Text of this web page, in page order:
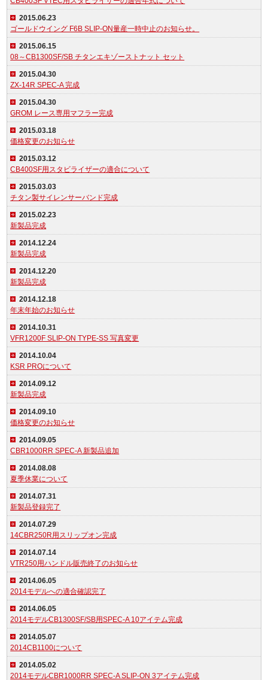
2015.06.23
ゴールドウイング F6B SLIP-ON量産一時中止のお知らせ。
2015.06.15
08～CB1300SF/SB チタンエキゾーストナット セット
2015.04.30
ZX-14R SPEC-A 完成
2015.04.30
GROM レース専用マフラー完成
2015.03.18
価格変更のお知らせ
2015.03.12
CB400SF用スタビライザーの適合について
2015.03.03
チタン製サイレンサーバンド完成
2015.02.23
新製品完成
2014.12.24
新製品完成
2014.12.20
新製品完成
2014.12.18
年末年始のお知らせ
2014.10.31
VFR1200F SLIP-ON TYPE-SS 写真変更
2014.10.04
KSR PROについて
2014.09.12
新製品完成
2014.09.10
価格変更のお知らせ
2014.09.05
CBR1000RR SPEC-A 新製品追加
2014.08.08
夏季休業について
2014.07.31
新製品登録完了
2014.07.29
14CBR250R用スリップオン完成
2014.07.14
VTR250用ハンドル販売終了のお知らせ
2014.06.05
2014モデルへの適合確認完了
2014.06.05
2014モデルCB1300SF/SB用SPEC-A 10アイテム完成
2014.05.07
2014CB1100について
2014.05.02
2014モデルCBR1000RR SPEC-A SLIP-ON 3アイテム完成